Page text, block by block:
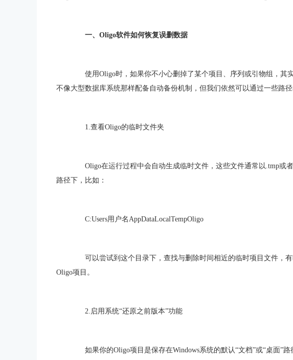
一、Oligo软件如何恢复误删数据
使用Oligo时，如果你不小心删掉了某个项目、序列或引物组，其
不像大型数据库系统那样配备自动备份机制，但我们依然可以通过一些路径
1.查看Oligo的临时文件夹
Oligo在运行过程中会自动生成临时文件，这些文件通常以.tmp或
路径下，比如：
C:Users用户名AppDataLocalTempOligo
可以尝试到这个目录下，查找与删除时间相近的临时项目文件，有
Oligo项目。
2.启用系统“还原之前版本”功能
如果你的Oligo项目是保存在Windows系统的默认“文档”或“桌面”路